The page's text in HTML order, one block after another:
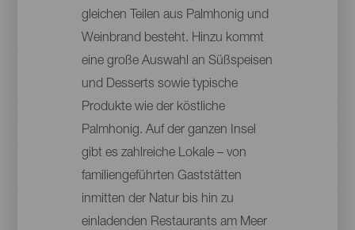
gleichen Teilen aus Palmhonig und
Weinbrand besteht. Hinzu kommt
eine große Auswahl an Süßspeisen
und Desserts sowie typische
Produkte wie der köstliche
Palmhonig. Auf der ganzen Insel
gibt es zahlreiche Lokale – von
familiengeführten Gaststätten
inmitten der Natur bis hin zu
einladenden Restaurants am Meer